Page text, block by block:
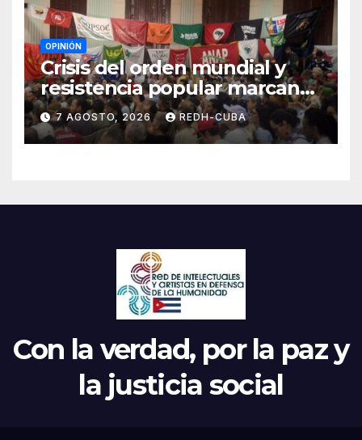
OPINIÓN
Crisis del orden mundial y
resistencia popular marcan
el inicio de la IV Asamblea
Continental de ALBA
Movimientos en Cuba
7 AGOSTO, 2026 REDH-CUBA
Con la verdad, por la paz y
la justicia social